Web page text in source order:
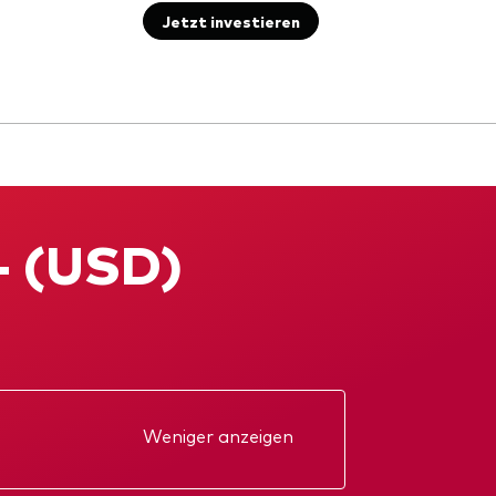
Jetzt investieren
(USD)
Weniger anzeigen
Jahresbericht